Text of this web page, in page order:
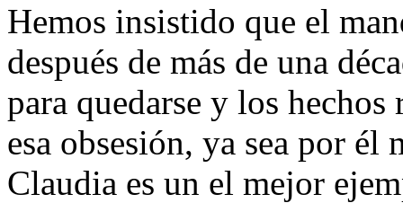
Hemos insistido que el
después de más de una
para quedarse y los
esa obsesión, ya sea por
Claudia es un el mejor